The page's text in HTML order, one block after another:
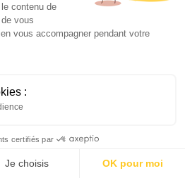
batterie : comparatif
des outils de jardin
solaire. Simplifiez vos
contenu de
vous
vous accompagner pendant votre
:
certifiés par
Je choisis OK pour moi